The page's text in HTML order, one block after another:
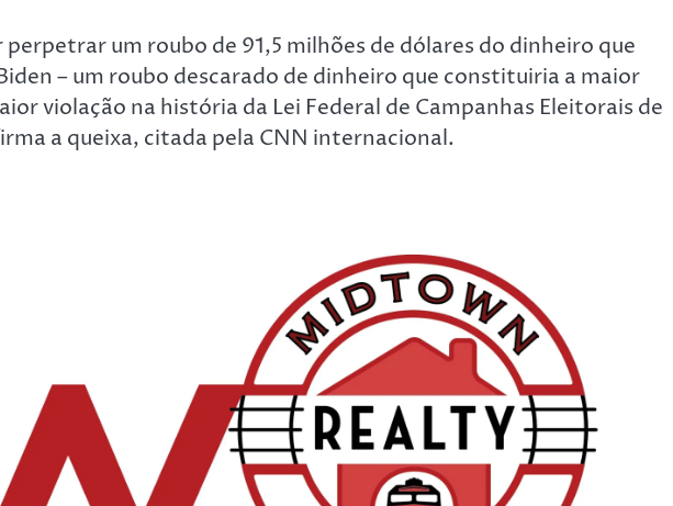
um roubo de 91,5 milhões de dólares do dinheiro que
– um roubo descarado de dinheiro que constituiria a maior
violação na história da Lei Federal de Campanhas Eleitorais de
a queixa, citada pela CNN internacional.